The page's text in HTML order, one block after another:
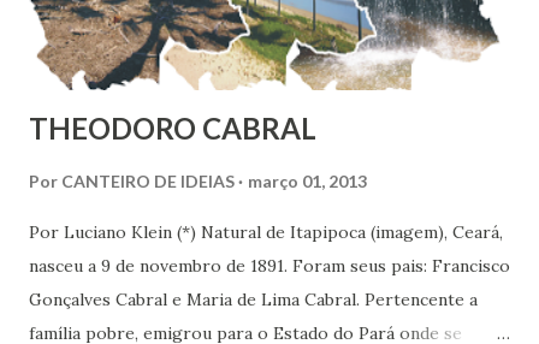
THEODORO CABRAL
Por CANTEIRO DE IDEIAS março 01, 2013
Por Luciano Klein (*) Natural de Itapipoca (imagem), Ceará,
nasceu a 9 de novembro de 1891. Foram seus pais: Francisco
Gonçalves Cabral e Maria de Lima Cabral. Pertencente a
família pobre, emigrou para o Estado do Pará onde se